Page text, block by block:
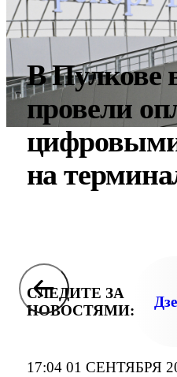
17:04 01 СЕНТЯБРЯ
В Пулкове
провели
на
СЛЕДИТЕ ЗА
НОВОСТЯМИ: